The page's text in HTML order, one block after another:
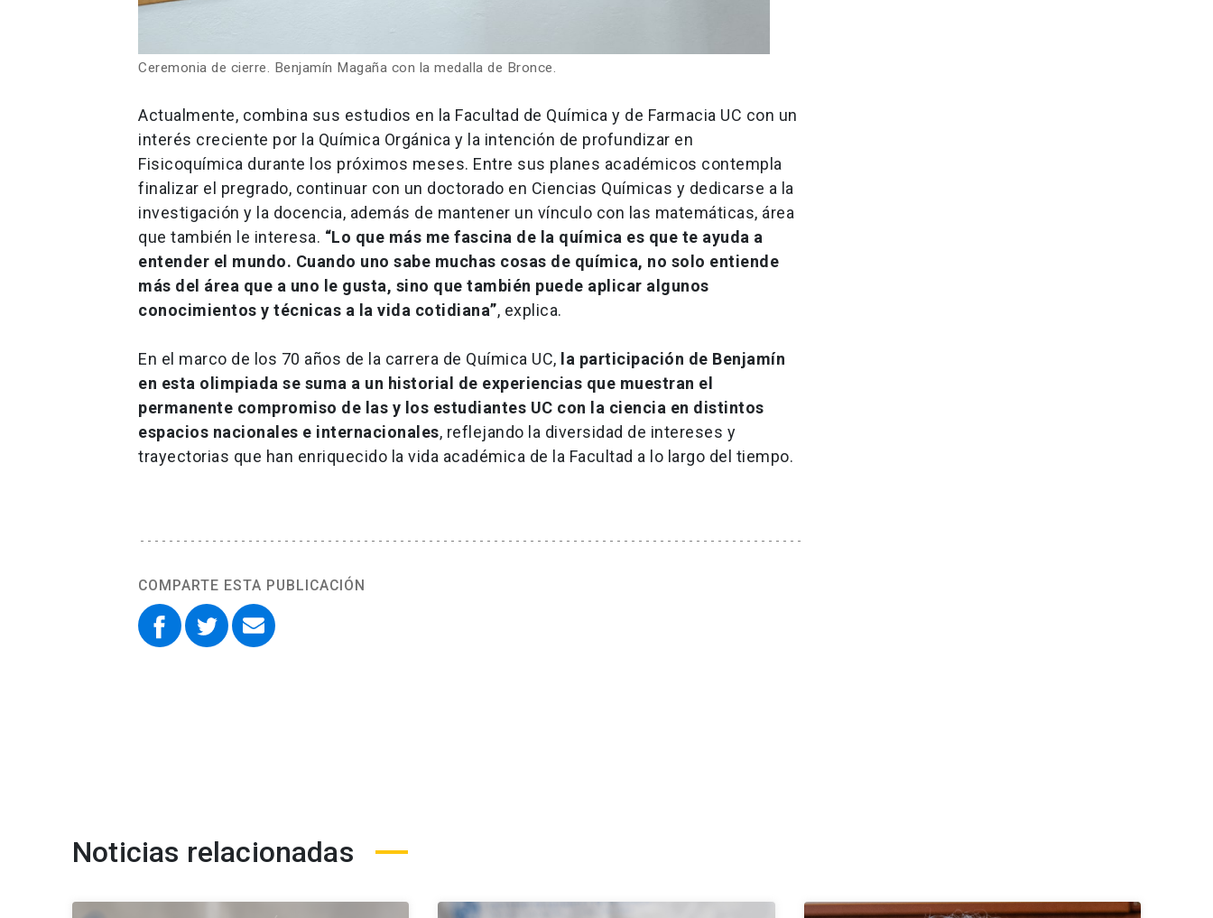
Ceremonia de cierre. Benjamín Magaña con la medalla de Bronce.
Actualmente, combina sus estudios en la Facultad de Química y de Farmacia UC con un
interés creciente por la Química Orgánica y la intención de profundizar en
Fisicoquímica durante los próximos meses. Entre sus planes académicos contempla
finalizar el pregrado, continuar con un doctorado en Ciencias Químicas y dedicarse a la
investigación y la docencia, además de mantener un vínculo con las matemáticas, área
que también le interesa. “Lo que más me fascina de la química es que te ayuda a
entender el mundo. Cuando uno sabe muchas cosas de química, no solo entiende
más del área que a uno le gusta, sino que también puede aplicar algunos
conocimientos y técnicas a la vida cotidiana”, explica.
En el marco de los 70 años de la carrera de Química UC, la participación de Benjamín
en esta olimpiada se suma a un historial de experiencias que muestran el
permanente compromiso de las y los estudiantes UC con la ciencia en distintos
espacios nacionales e internacionales, reflejando la diversidad de intereses y
trayectorias que han enriquecido la vida académica de la Facultad a lo largo del tiempo.
COMPARTE ESTA PUBLICACIÓN
Noticias relacionadas